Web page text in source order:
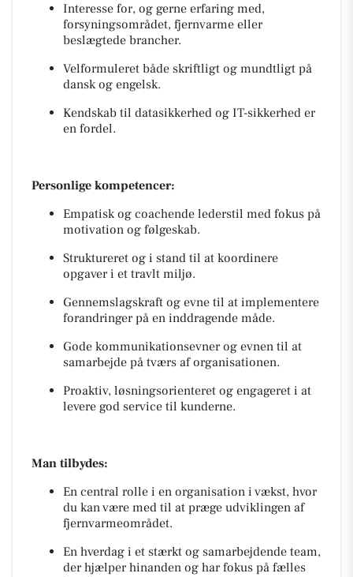
Interesse for, og gerne erfaring med,
forsyningsområdet, fjernvarme eller
beslægtede brancher.
Velformuleret både skriftligt og mundtligt på
dansk og engelsk.
Kendskab til datasikkerhed og IT-sikkerhed er
en fordel.
Personlige kompetencer:
Empatisk og coachende lederstil med fokus på
motivation og følgeskab.
Struktureret og i stand til at koordinere
opgaver i et travlt miljø.
Gennemslagskraft og evne til at implementere
forandringer på en inddragende måde.
Gode kommunikationsevner og evnen til at
samarbejde på tværs af organisationen.
Proaktiv, løsningsorienteret og engageret i at
levere god service til kunderne.
Man tilbydes:
En central rolle i en organisation i vækst, hvor
du kan være med til at præge udviklingen af
fjernvarmeområdet.
En hverdag i et stærkt og samarbejdende team,
der hjælper hinanden og har fokus på fælles